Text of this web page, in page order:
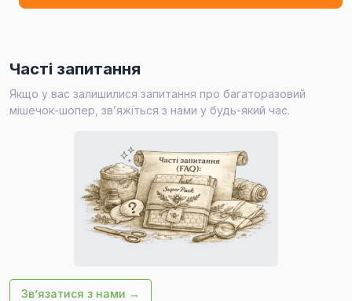
Часті запитання
Якщо у вас залишилися запитання про багаторазовий
мішечок-шопер, зв’яжіться з нами у будь-який час.
Зв’язатися з нами →